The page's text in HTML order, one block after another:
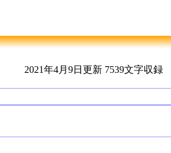
2021年4月9日更新 7539文字収録